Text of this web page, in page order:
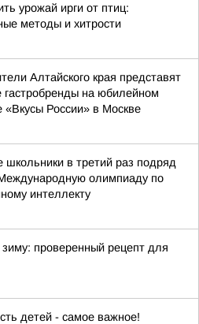
урожай ирги от птиц:
методы и хитрости
Алтайского края представят
гастробренды на юбилейном
«Вкусы России» в Москве
школьники в третий раз подряд
олимпиаду по
интеллекту
проверенный рецепт для
детей - самое важное!